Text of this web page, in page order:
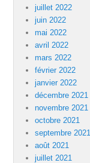
juillet 2022
juin 2022
mai 2022
avril 2022
mars 2022
février 2022
janvier 2022
décembre 2021
novembre 2021
octobre 2021
septembre 2021
août 2021
juillet 2021